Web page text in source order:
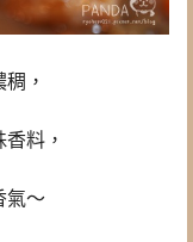
，
料，
氣～